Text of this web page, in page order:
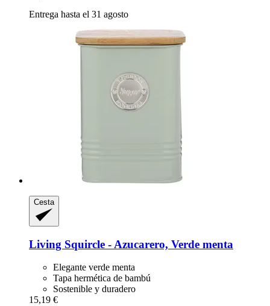
Entrega hasta el 31 agosto
Cesta
Living Squircle -​ Azucarero, Verde menta
Elegante verde menta
Tapa hermética de bambú
Sostenible y duradero
15,19 €